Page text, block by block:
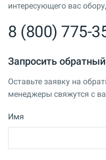
интересующего вас
8 (800) 775-
Запросить
Оставьте заявку на
менеджеры свяжутся с
Имя